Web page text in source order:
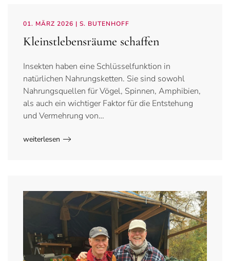
01. MÄRZ 2026 | S. BUTENHOFF
Kleinstlebensräume schaffen
Insekten haben eine Schlüsselfunktion in
natürlichen Nahrungsketten. Sie sind sowohl
Nahrungsquellen für Vögel, Spinnen, Amphibien,
als auch ein wichtiger Faktor für die Entstehung
und Vermehrung von…
weiterlesen